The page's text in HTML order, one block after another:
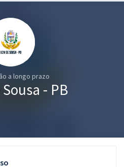
a longo prazo
- PB